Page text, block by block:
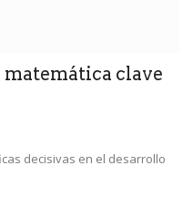
clave
decisivas en el desarrollo